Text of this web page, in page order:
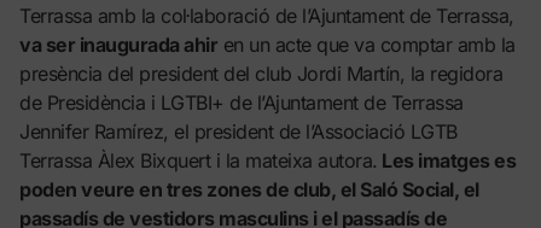
Terrassa amb la col·laboració de l’Ajuntament de Terrassa,
va ser inaugurada ahir en un acte que va comptar amb la
presència del president del club Jordi Martín, la regidora
de Presidència i LGTBI+ de l’Ajuntament de Terrassa
Jennifer Ramírez, el president de l’Associació LGTB
Terrassa Àlex Bixquert i la mateixa autora. Les imatges es
poden veure en tres zones de club, el Saló Social, el
passadís de vestidors masculins i el passadís de